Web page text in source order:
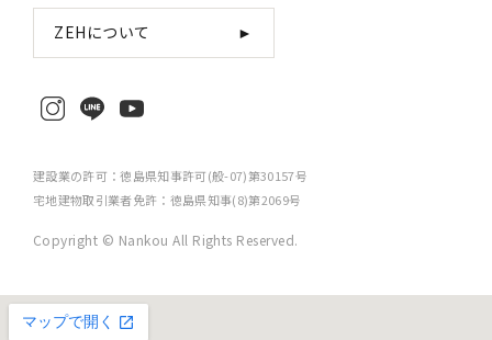
ZEHについて ►
建設業の許可：徳島県知事許可(般-07)第30157号
宅地建物取引業者免許：徳島県知事(8)第2069号
Copyright © Nankou All Rights Reserved.